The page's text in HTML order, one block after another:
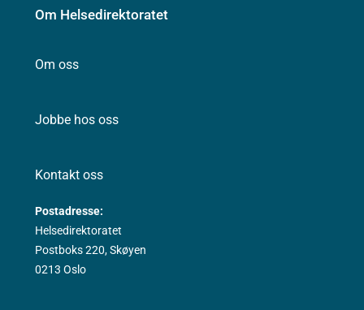
Om Helsedirektoratet
Om oss
Jobbe hos oss
Kontakt oss
Postadresse:
Helsedirektoratet
Postboks 220, Skøyen
0213 Oslo